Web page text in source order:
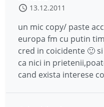
13.12.2011
un mic copy/ paste
europa fm cu putin
cred in coicidente 🙂
ca nici in
cand exista interese